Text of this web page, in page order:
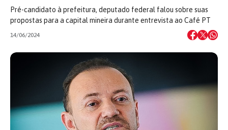
Pré-candidato à prefeitura, deputado federal falou sobre suas
propostas para a capital mineira durante entrevista ao Café PT
14/06/2024